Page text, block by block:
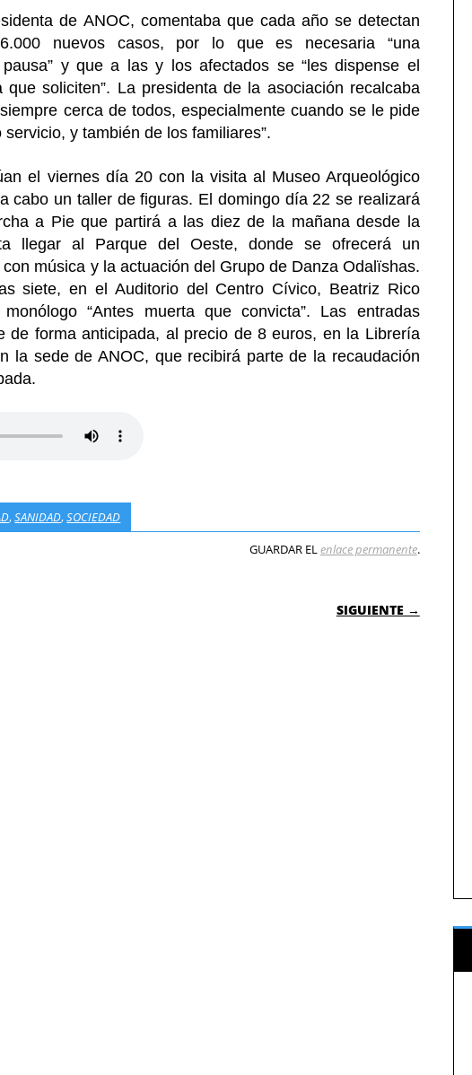
de ANOC, comentaba que cada año se detectan
nuevos casos, por lo que es necesaria “una
y que a las y los afectados se “les dispense el
soliciten”. La presidenta de la asociación recalcaba
cerca de todos, especialmente cuando se le pide
y también de los familiares”.
el viernes día 20 con la visita al Museo Arqueológico
cabo un taller de figuras. El domingo día 22 se realizará
a Pie que partirá a las diez de la mañana desde la
llegar al Parque del Oeste, donde se ofrecerá un
música y la actuación del Grupo de Danza Odalïshas.
siete, en el Auditorio del Centro Cívico, Beatriz Rico
“Antes muerta que convicta”. Las entradas
de forma anticipada, al precio de 8 euros, en la Librería
la sede de ANOC, que recibirá parte de la recaudación
,SANIDAD,SOCIEDAD
GUARDAR EL enlace permanente.
DE ENTRADAS SIGUIENTE →